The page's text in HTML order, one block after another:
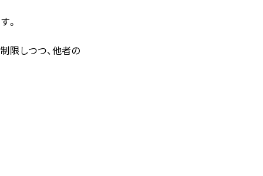
。
限しつつ、他者の